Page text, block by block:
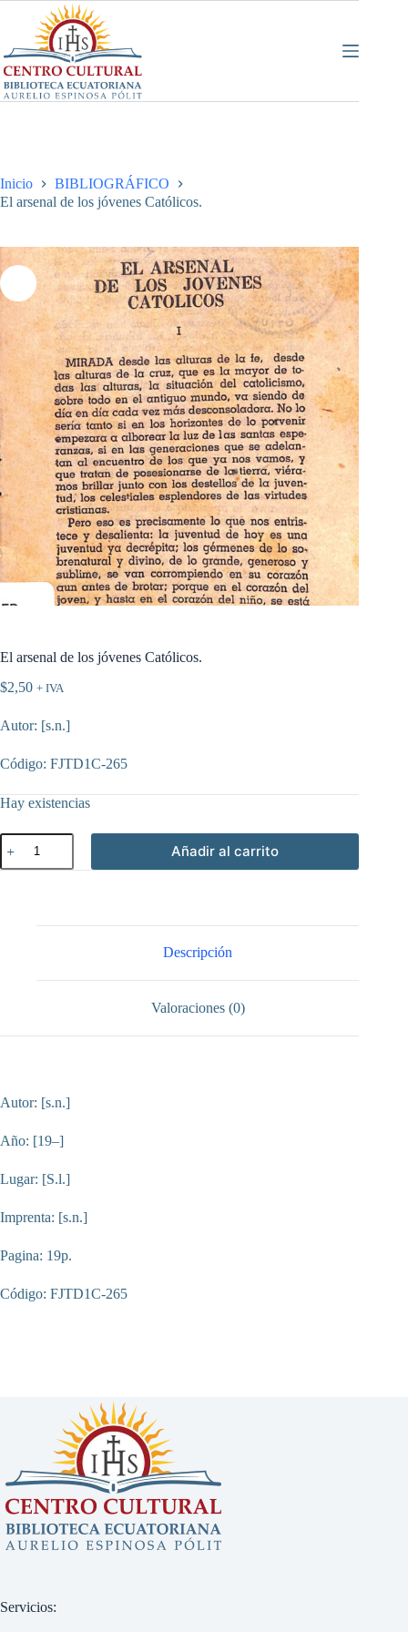
contenido
Inicio
BIBLIOGRÁFICO
El arsenal de los jóvenes Católicos.
El arsenal de los jóvenes Católicos.
$2,50 + IVA
Autor: [s.n.]
Código: FJTD1C-265
Hay existencias
El
arsenal
de
Añadir al carrito
Descripción
Valoraciones (0)
Autor: [s.n.]
Año: [19–]
Lugar: [S.l.]
Imprenta: [s.n.]
Pagina: 19p.
Código: FJTD1C-265
Servicios: